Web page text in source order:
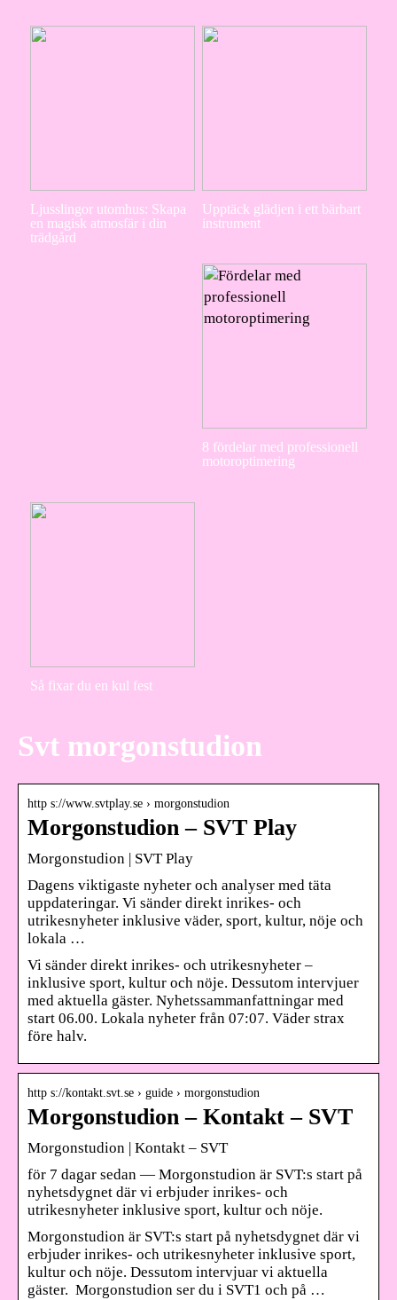
Ljusslingor utomhus: Skapa
en magisk atmosfär i din
trädgård
Upptäck glädjen i ett bärbart
instrument
8 fördelar med professionell
motoroptimering
Så fixar du en kul fest
Svt morgonstudion
http s://www.svtplay.se › morgonstudion
Morgonstudion – SVT Play
Morgonstudion | SVT Play
Dagens viktigaste nyheter och analyser med täta
uppdateringar. Vi sänder direkt inrikes- och
utrikesnyheter inklusive väder, sport, kultur, nöje och
lokala …
Vi sänder direkt inrikes- och utrikesnyheter –
inklusive sport, kultur och nöje. Dessutom intervjuer
med aktuella gäster. Nyhetssammanfattningar med
start 06.00. Lokala nyheter från 07:07. Väder strax
före halv.
http s://kontakt.svt.se › guide › morgonstudion
Morgonstudion – Kontakt – SVT
Morgonstudion | Kontakt – SVT
för 7 dagar sedan — Morgonstudion är SVT:s start på
nyhetsdygnet där vi erbjuder inrikes- och
utrikesnyheter inklusive sport, kultur och nöje.
Morgonstudion är SVT:s start på nyhetsdygnet där vi
erbjuder inrikes- och utrikesnyheter inklusive sport,
kultur och nöje. Dessutom intervjuar vi aktuella
gäster. Morgonstudion ser du i SVT1 och på …